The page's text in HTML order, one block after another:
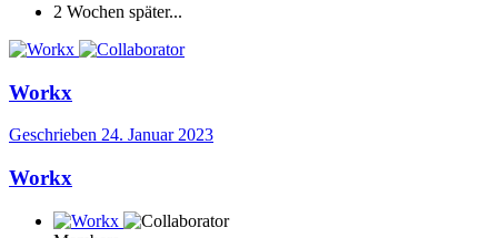
2 Wochen später...
Workx
Geschrieben 24. Januar 2023
Workx